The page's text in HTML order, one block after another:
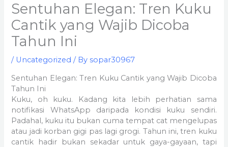
Sentuhan Elegan: Tren Kuku
Cantik yang Wajib Dicoba
Tahun Ini
/ Uncategorized / Bysopar30967
Sentuhan Elegan: Tren Kuku Cantik yang Wajib Dicoba
Tahun Ini
Kuku, oh kuku. Kadang kita lebih perhatian sama
notifikasi WhatsApp daripada kondisi kuku sendiri.
Padahal, kuku itu bukan cuma tempat cat mengelupas
atau jadi korban gigi pas lagi grogi. Tahun ini, tren kuku
cantik hadir bukan sekadar untuk gaya-gayaan, tapi